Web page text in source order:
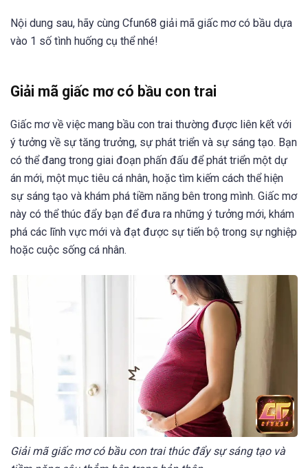
Nội dung sau, hãy cùng Cfun68 giải mã giấc mơ có bầu dựa
vào 1 số tình huống cụ thể nhé!
Giải mã giấc mơ có bầu con trai
Giấc mơ về việc mang bầu con trai thường được liên kết với
ý tưởng về sự tăng trưởng, sự phát triển và sự sáng tạo. Bạn
có thể đang trong giai đoạn phấn đấu để phát triển một dự
án mới, một mục tiêu cá nhân, hoặc tìm kiếm cách thể hiện
sự sáng tạo và khám phá tiềm năng bên trong mình. Giấc mơ
này có thể thúc đẩy bạn để đưa ra những ý tưởng mới, khám
phá các lĩnh vực mới và đạt được sự tiến bộ trong sự nghiệp
hoặc cuộc sống cá nhân.
Giải mã giấc mơ có bầu con trai thúc đẩy sự sáng tạo và